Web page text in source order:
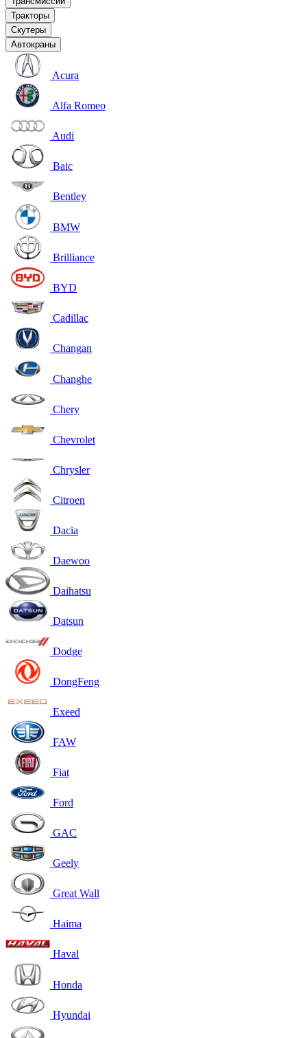
Тракторы
Скутеры
Автокраны
Acura
Alfa Romeo
Audi
Baic
Bentley
BMW
Brilliance
BYD
Cadillac
Changan
Changhe
Chery
Chevrolet
Chrysler
Citroen
Dacia
Daewoo
Daihatsu
Datsun
Dodge
DongFeng
Exeed
FAW
Fiat
Ford
GAC
Geely
Great Wall
Haima
Haval
Honda
Hyundai